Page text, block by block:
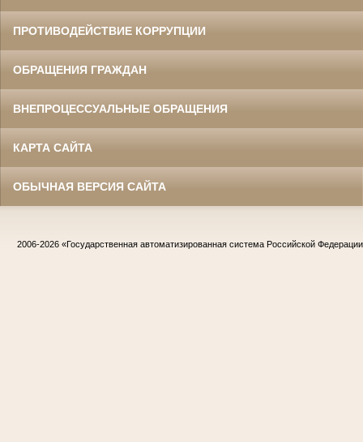
ПРОТИВОДЕЙСТВИЕ КОРРУПЦИИ
ОБРАЩЕНИЯ ГРАЖДАН
ВНЕПРОЦЕССУАЛЬНЫЕ ОБРАЩЕНИЯ
КАРТА САЙТА
ОБЫЧНАЯ ВЕРСИЯ САЙТА
2006-2026 «Государственная автоматизированная система Российской